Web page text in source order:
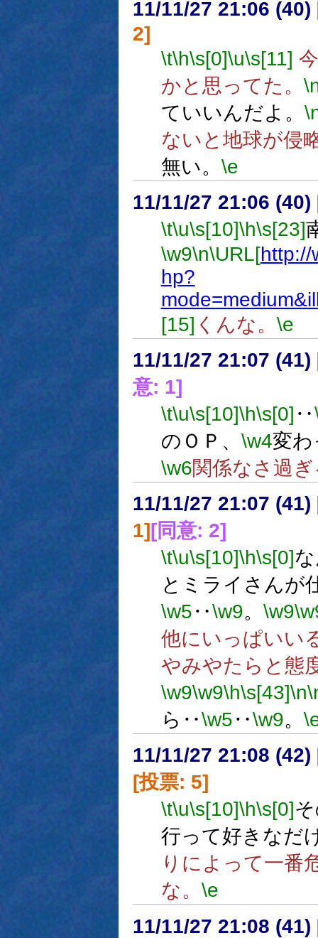
11/11/27 21:06 (40)
2]
\t\h\s[0]\u\s[11]
かと思ってた。
ていいんだよ。
ないと地球が侵
無い。 \e
11/11/27 21:06 (40)
\t\u\s[10]\h\s[23]
\w9\n\URL[http://
hp?
[15] くんな。 \e
11/11/27 21:07 (41)
意: 1]
\t\u\s[10]\h\s[0] ‥
のＯＰ、 \w4変
\w6関係なさ過
11/11/27 21:07 (41)
1][同意: 2]
\t\u\s[10]\h\s[0]
とミライさんが
\w5‥\w9。 \w9
他にいっぱいい
やみやたらと態
\w9\w9\h\s[43]\n
ら‥\w5‥\w9。
11/11/27 21:08 (42)
[投票: 5]
\t\u\s[10]\h\s[0]
行って好きなだ
りによって一番
な。 \e
11/11/27 21:08 (41)